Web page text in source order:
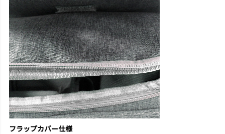
フラップカバー仕様